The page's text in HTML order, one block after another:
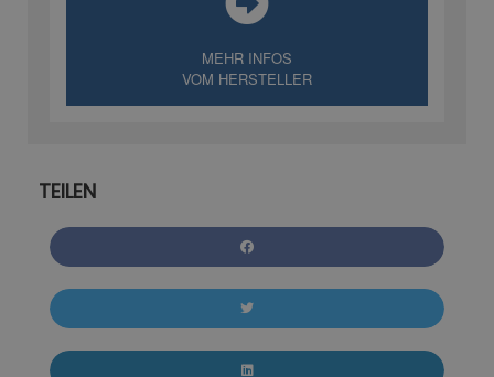
MEHR INFOS
VOM HERSTELLER
TEILEN